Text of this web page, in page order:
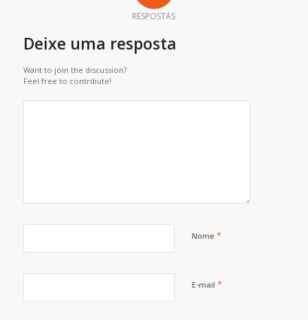
RESPOSTAS
Deixe uma resposta
Want to join the discussion?
Feel free to contribute!
Nome *
E-mail *